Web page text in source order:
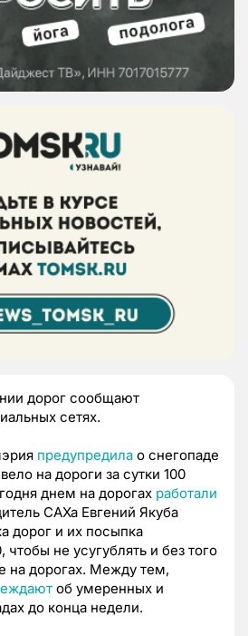
дорог сообщают
сетях.
предупредила о снегопаде
на дороги за сутки 100
днем на дорогах работали
САХа Евгений Якуба
дорог и их посыпка
чтобы не усугублять и без того
на дорогах. Между тем,
об умеренных и
до конца недели.